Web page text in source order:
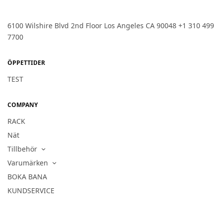
6100 Wilshire Blvd 2nd Floor Los Angeles CA 90048 +1 310 499
7700
ÖPPETTIDER
TEST
COMPANY
RACK
Nät
Tillbehör
Varumärken
BOKA BANA
KUNDSERVICE